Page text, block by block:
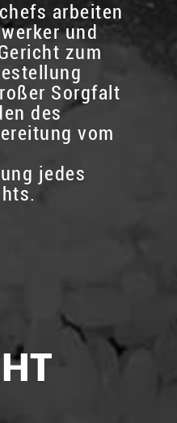
arbeiten
und
zum
Sorgfalt
des
vom
jedes